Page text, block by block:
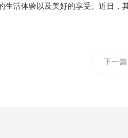
活体验以及美好的享受。近日，
下一篇